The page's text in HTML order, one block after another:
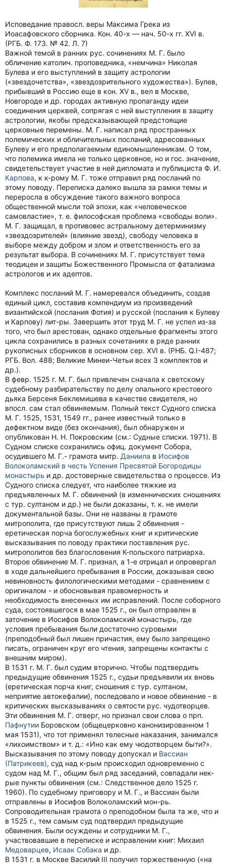
Исповедание правосл. веры Максима Грека из
Иоасафовского сборника. Кон. 40-х — нач. 50-х гг. XVI в.
(РГБ. Ф. 173. № 42. Л. 7)
Важной темой в ранних рус. сочинениях М. Г. было
обличение католич. проповедника, «немчина» Николая
Булева и его выступлений в защиту астрологии
(«звездочетства», «звездозрительного художества»). Булев,
прибывший в Россию еще в кон. ХV в., вел в Москве,
Новгороде и др. городах активную пропаганду идеи
соединения церквей, сопрягая с ней выступления в защиту
астрологии, якобы предсказывающей предстоящие
церковные перемены. М. Г. написал ряд пространных
полемических и обличительных посланий, адресованных
Булеву и его предполагаемым единомышленникам. О том,
что полемика имела не только церковное, но и гос. значение,
свидетельствует участие в ней дипломата и публициста Ф. И.
Карпова, к к-рому М. Г. тоже отправил ряд посланий по
этому поводу. Переписка далеко вышла за рамки темы и
переросла в обсуждение такого важного вопроса
общественной мысли той эпохи, как «человеческое
самовластие», т. е. философская проблема «свободы воли».
М. Г. защищал, в противовес астральному детерминизму
«звездозрителей» (влияние звезд), свободу человека в
выборе между добром и злом и ответственность его за
результат выбора. В сочинениях М. Г. присутствует тема
теодицеи и защиты Божественного Промысла от фатализма
астрологов и их адептов.
Комплекс посланий М. Г. намеревался объединить, создав
единый цикл, составив компендиум из произведений
византийской (послания Фотия) и русской (послания к Булеву
и Карпову) лит-ры. Завершить этот труд М. Г. не успел из-за
того, что был арестован, однако отдельные фрагменты этого
цикла сохранились в разных сочетаниях в ряде ранних
рукописных сборников в основном сер. ХVI в. (РНБ. Q.I-487;
РГБ. Вол. 488; Великие Минеи-Четьи всех 3 комплектов и
др.).
В февр. 1525 г. М. Г. был привлечен сначала к светскому
судебному разбирательству по делу опального крестового
дьяка Берсеня Беклемишева в качестве свидетеля, но
впосл. сам стал обвиняемым. Полный текст Судного списка
М. Г. 1525, 1531, 1549 гг., ранее известный только в
дефектном виде (без окончания), был обнаружен и
опубликован Н. Н. Покровским (см.: Судные списки. 1971). В
Судном списке сохранились офиц. документ Собора,
осудившего М. Г.- грамота митр. Даниила в Иосифов
Волоколамский в честь Успения Пресвятой Богородицы
монастырь и др. достоверные свидетельства о процессе. Из
Судного списка следует, что наиболее тяжкие из
предъявленных М. Г. обвинений (в изменнических сношениях
с тур. султаном и др.) не были доказаны, т. к. не имели
документальной базы. Они не названы в грамоте
митрополита, где присутствуют лишь 2 обвинения -
еретическая порча богослужебных книг и критические
высказывания по поводу практики поставления рус.
митрополитов без благословения К-польского патриарха.
Второе обвинение М. Г. признал, а 1-е отрицал и опровергал
в ходе дальнейшего пребывания в России, доказывая свою
невиновность филологическими методами - сравнением с
оригиналом - и обосновывая правомерность и
необходимость внесенных им исправлений. После соборного
суда, состоявшегося в мае 1525 г., он был отправлен в
заточение в Иосифов Волоколамский монастырь, где
условия пребывания были достаточно суровыми
(преподобный был лишен причастия, ему было запрещено
писать, ограничен круг его чтения, запрещены контакты с
внешним миром).
В 1531 г. М. Г. был судим вторично. Чтобы подтвердить
предыдущие обвинения 1525 г., судьи предъявили их вновь
(еретическая порча книг, сношения с тур. султаном,
неприятие автокефалии), последовало и новое обвинение - в
критических высказываниях о святости рус. чудотворцев.
Эти обвинения М. Г. отверг, но признал свои слова о прп.
Пафнутии Боровском (общецерковно канонизированном 1
мая 1531), что тот применял телесные наказания, занимался
«лихоимством» и т. д.: «Ино как ему чюдотворцем быти?».
Высказывания по этому поводу допускал и Вассиан
(Патрикеев), суд над к-рым происходил одновременно с
судом над М. Г., общим был ряд заседаний, совпадали нек-
рые пункты обвинения (см.: Следственное дело 1525 г.
1960). По судебному приговору и М. Г., и Вассиан были
отправлены в Иосифов Волоколамский мон-рь.
Сопроводительная грамота о преподобном была та же, что и
в 1525 г., тем самым суд подтвердил предыдущие
обвинения. Были осуждены и сотрудники М. Г.,
участвовавшие в переписке и исправлении книг: Михаил
Медоварцев, Исаак Собака и др.
В 1531 г. в Москве Василий III получил торжественную («на